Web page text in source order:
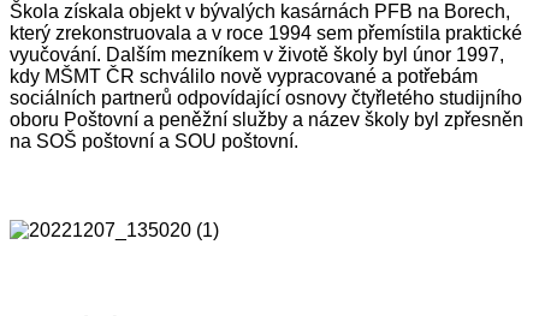
Škola získala objekt v bývalých kasárnách PFB na Borech,
který zrekonstruovala a v roce 1994 sem přemístila praktické
vyučování. Dalším mezníkem v životě školy byl únor 1997,
kdy MŠMT ČR schválilo nově vypracované a potřebám
sociálních partnerů odpovídající osnovy čtyřletého studijního
oboru Poštovní a peněžní služby a název školy byl zpřesněn
na SOŠ poštovní a SOU poštovní.